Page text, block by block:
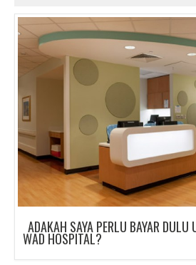
ADAKAH SAYA PERLU BAYAR DULU
WAD HOSPITAL?